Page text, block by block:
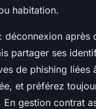
habitation.
déconnexion après
partager ses
de phishing liées
et préférez
gestion contrat